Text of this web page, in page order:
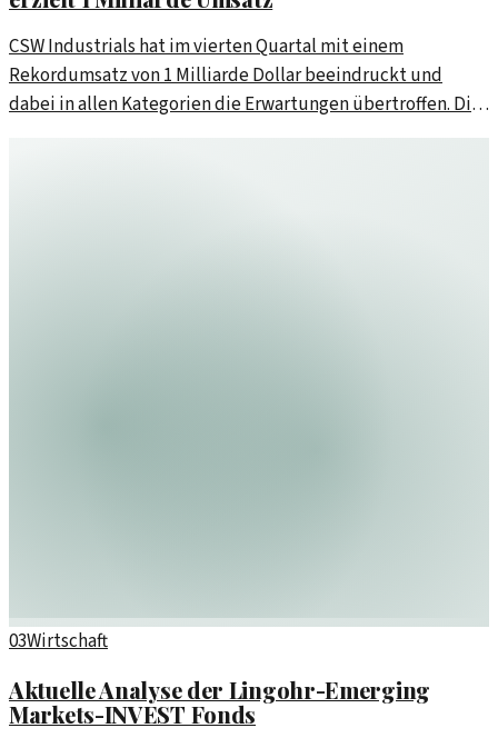
CSW Industrials hat im vierten Quartal mit einem
Rekordumsatz von 1 Milliarde Dollar beeindruckt und
dabei in allen Kategorien die Erwartungen übertroffen. Die
03Wirtschaft
Aktuelle Analyse der Lingohr-Emerging
Markets-INVEST Fonds